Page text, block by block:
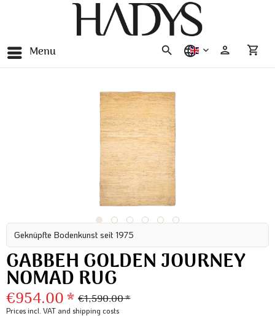
Menu english
Geknüpfte Bodenkunst seit 1975
GABBEH GOLDEN JOURNEY
NOMAD RUG
€954.00 * €1,590.00 *
Prices incl. VAT and shipping costs